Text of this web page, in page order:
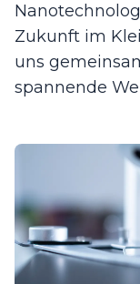
Zukunft im
uns
spannende